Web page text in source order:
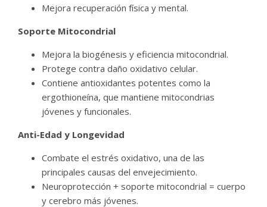
Mejora recuperación física y mental.
Soporte Mitocondrial
Mejora la biogénesis y eficiencia mitocondrial.
Protege contra daño oxidativo celular.
Contiene antioxidantes potentes como la
ergothioneína, que mantiene mitocondrias
jóvenes y funcionales.
Anti-Edad y Longevidad
Combate el estrés oxidativo, una de las
principales causas del envejecimiento.
Neuroprotección + soporte mitocondrial = cuerpo
y cerebro más jóvenes.